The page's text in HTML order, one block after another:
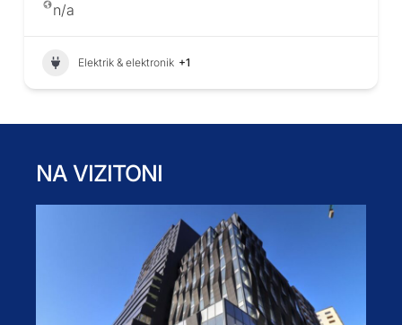
n/a
Elektrik & elektronik +1
NA VIZITONI